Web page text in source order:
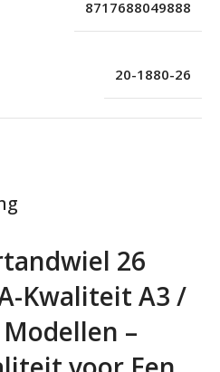
26
Kwaliteit A3 /
–
8717688049888
20-1880-26